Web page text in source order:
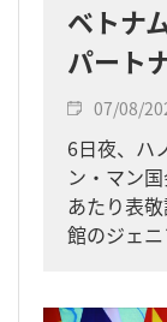
ベトナ
パート
07/08/
6日夜、ハ
ン・マン
あたり表
館のジェ